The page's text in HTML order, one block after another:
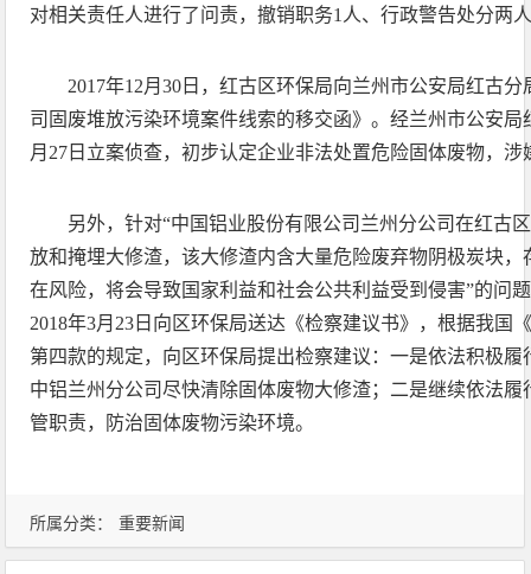
所属分类： 重要新闻
对相关责任人进行了问责，撤销职务1人、行政警告处分两
2017年12月30日，红古区环保局向兰州市公安局红古
司固废堆放污染环境案件线索的移交函》。经兰州市公安局
月27日立案侦查，初步认定企业非法处置危险固体废物，涉
另外，针对“中国铝业股份有限公司兰州分公司在红古
放和掩埋大修渣，该大修渣内含大量危险废弃物阴极炭块
在风险，将会导致国家利益和社会公共利益受到侵害”的问
2018年3月23日向区环保局送达《检察建议书》，根据我国
第四款的规定，向区环保局提出检察建议：一是依法积极
中铝兰州分公司尽快清除固体废物大修渣；二是继续依法
管职责，防治固体废物污染环境。